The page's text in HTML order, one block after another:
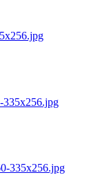
335x256.jpg
335x256.jpg